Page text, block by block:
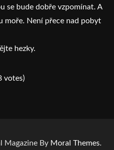
se bude dobře vzpomínat. A
moře. Není přece nad pobyt
hezky.
votes)
Magazine By Moral Themes.